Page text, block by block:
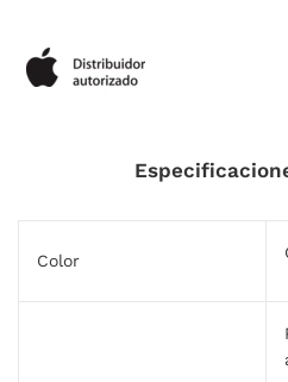
Color